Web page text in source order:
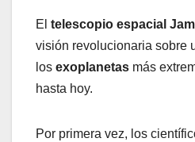
El telescopio espacial
visión revolucionaria sobre
los exoplanetas más
hasta hoy.
Por primera vez, los